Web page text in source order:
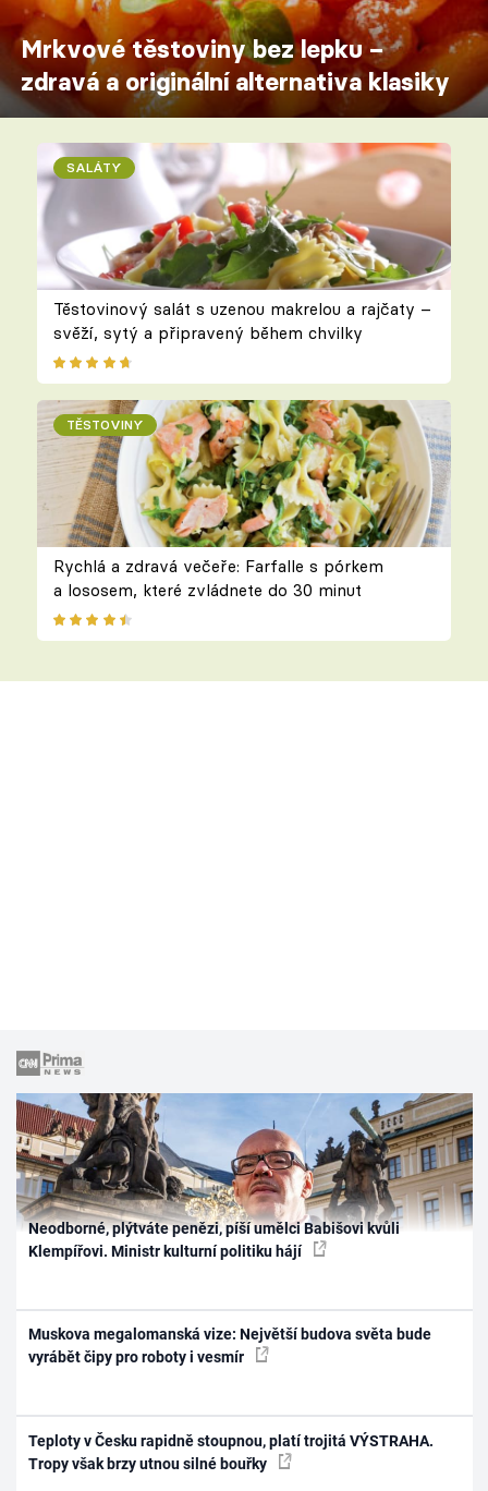
Mrkvové těstoviny bez lepku –
zdravá a originální alternativa klasiky
SALÁTY
Těstovinový salát s uzenou makrelou a rajčaty –
svěží, sytý a připravený během chvilky
TĚSTOVINY
Rychlá a zdravá večeře: Farfalle s pórkem
a lososem, které zvládnete do 30 minut
Neodborné, plýtváte penězi, píší umělci Babišovi kvůli
Klempířovi. Ministr kulturní politiku hájí
Muskova megalomanská vize: Největší budova světa bude
vyrábět čipy pro roboty i vesmír
Teploty v Česku rapidně stoupnou, platí trojitá VÝSTRAHA.
Tropy však brzy utnou silné bouřky